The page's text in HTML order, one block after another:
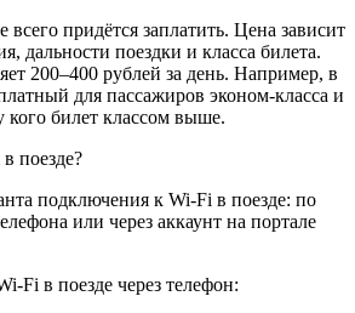
всего придётся заплатить. Цена зависит
дальности поездки и класса билета.
200–400 рублей за день. Например, в
для пассажиров эконом-класса и
кого билет классом выше.
поезде?
подключения к Wi-Fi в поезде: по
или через аккаунт на портале
Fi в поезде через телефон: